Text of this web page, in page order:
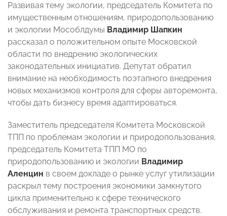
Развивая тему экологии, председатель Комитета по
имущественным отношениям, природопользованию
и экологии Мособлдумы Владимир Шапкин
рассказал о положительном опыте Московской
области по внедрению экологических
законодательных инициатив. Депутат обратил
внимание на необходимость поэтапного внедрения
новых механизмов контроля для сферы авторемонта,
чтобы дать бизнесу время адаптироваться.
Заместитель председателя Комитета Московской
ТПП по проблемам экологии и природопользования,
председатель Комитета ТПП МО по
природопользованию и экологии Владимир
Аленцин в своем докладе о рынке услуг утилизации
раскрыл тему построения экономики замкнутого
цикла применительно к сфере технического
обслуживания и ремонта транспортных средств.